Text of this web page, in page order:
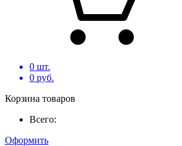
0 шт.
0 руб.
Корзина товаров
Всего:
Оформить